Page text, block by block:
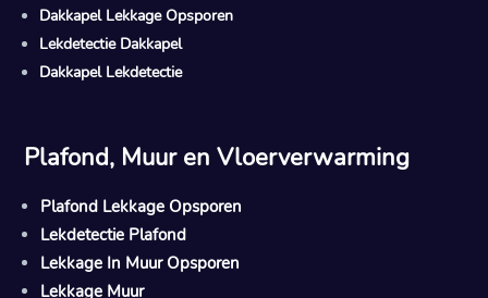
Dakkapel Lekkage Opsporen
Lekdetectie Dakkapel
Dakkapel Lekdetectie
Plafond, Muur en Vloerverwarming
Plafond Lekkage Opsporen
Lekdetectie Plafond
Lekkage In Muur Opsporen
Lekkage Muur